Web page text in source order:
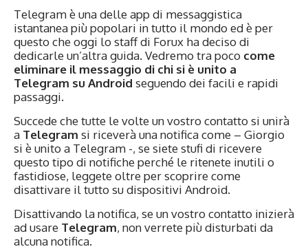
Telegram è una delle app di messaggistica
istantanea più popolari in tutto il mondo ed è per
questo che oggi lo staff di Forux ha deciso di
dedicarle un’altra guida. Vedremo tra poco come
eliminare il messaggio di chi si è unito a
Telegram su Android seguendo dei facili e rapidi
passaggi.
Succede che tutte le volte un vostro contatto si unirà
a Telegram si riceverà una notifica come – Giorgio
si è unito a Telegram -, se siete stufi di ricevere
questo tipo di notifiche perché le ritenete inutili o
fastidiose, leggete oltre per scoprire come
disattivare il tutto su dispositivi Android.
Disattivando la notifica, se un vostro contatto inizierà
ad usare Telegram, non verrete più disturbati da
alcuna notifica.